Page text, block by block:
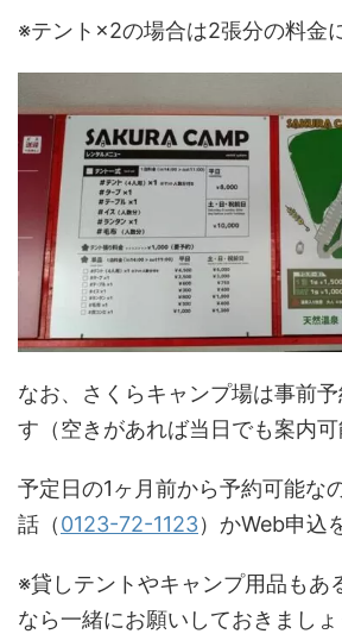
※テント×2の場合は2張分の料金
なお、さくらキャンプ場は事前
す（空きがあれば当日でも案内可
予定日の1ヶ月前から予約可能な
話（0123-72-1123）かWeb申込
※貸しテントやキャンプ用品もあ
なら一緒にお願いしておきましょ